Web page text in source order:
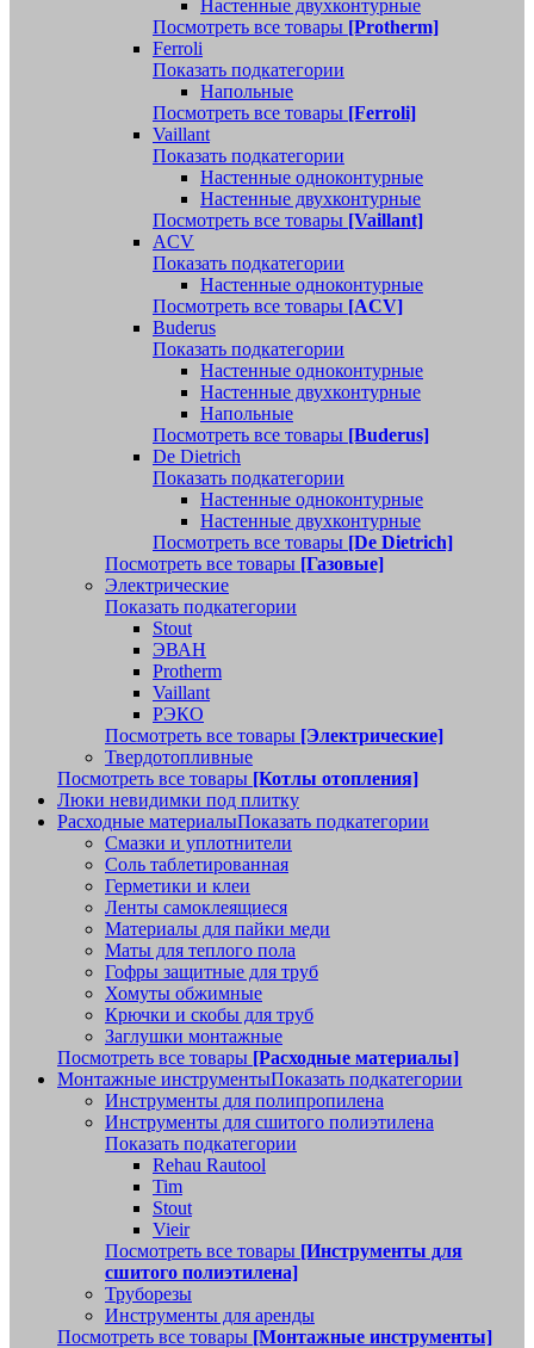
Настенные двухконтурные
Посмотреть все товары [Protherm]
Ferroli
Показать подкатегории
Напольные
Посмотреть все товары [Ferroli]
Vaillant
Показать подкатегории
Настенные одноконтурные
Настенные двухконтурные
Посмотреть все товары [Vaillant]
ACV
Показать подкатегории
Настенные одноконтурные
Посмотреть все товары [ACV]
Buderus
Показать подкатегории
Настенные одноконтурные
Настенные двухконтурные
Напольные
Посмотреть все товары [Buderus]
De Dietrich
Показать подкатегории
Настенные одноконтурные
Настенные двухконтурные
Посмотреть все товары [De Dietrich]
Посмотреть все товары [Газовые]
Электрические
Показать подкатегории
Stout
ЭВАН
Protherm
Vaillant
РЭКО
Посмотреть все товары [Электрические]
Твердотопливные
Посмотреть все товары [Котлы отопления]
Люки невидимки под плитку
Расходные материалыПоказать подкатегории
Смазки и уплотнители
Соль таблетированная
Герметики и клеи
Ленты самоклеящиеся
Материалы для пайки меди
Маты для теплого пола
Гофры защитные для труб
Хомуты обжимные
Крючки и скобы для труб
Заглушки монтажные
Посмотреть все товары [Расходные материалы]
Монтажные инструментыПоказать подкатегории
Инструменты для полипропилена
Инструменты для сшитого полиэтилена
Показать подкатегории
Rehau Rautool
Tim
Stout
Vieir
Посмотреть все товары [Инструменты для
сшитого полиэтилена]
Труборезы
Инструменты для аренды
Посмотреть все товары [Монтажные инструменты]